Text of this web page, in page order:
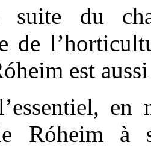
suite du
de
est
Róheim à